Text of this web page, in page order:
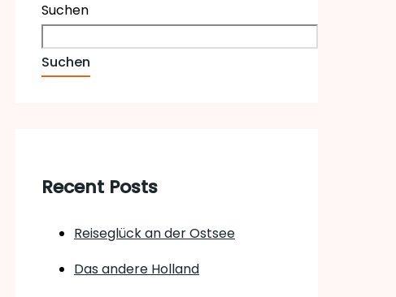
Suchen
Suchen
Recent Posts
Reiseglück an der Ostsee
Das andere Holland